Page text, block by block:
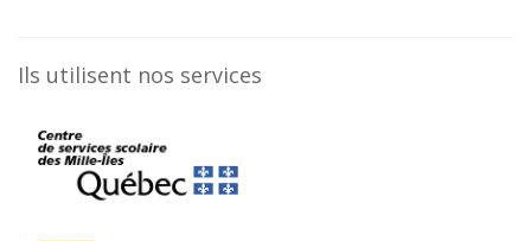
Ils utilisent nos services